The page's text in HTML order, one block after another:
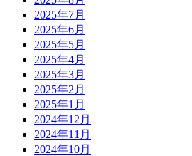
2025年7月
2025年6月
2025年5月
2025年4月
2025年3月
2025年2月
2025年1月
2024年12月
2024年11月
2024年10月